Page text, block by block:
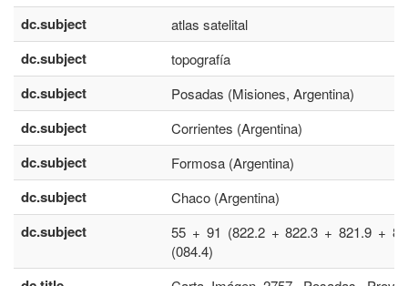
dc.subject atlas satelital
dc.subject topografía
dc.subject Posadas (Misiones, Argentina)
dc.subject Corrientes (Argentina)
dc.subject Formosa (Argentina)
dc.subject Chaco (Argentina)
dc.subject
55 + 91 (822.2 + 822.3 + 821.9 +
(084.4)